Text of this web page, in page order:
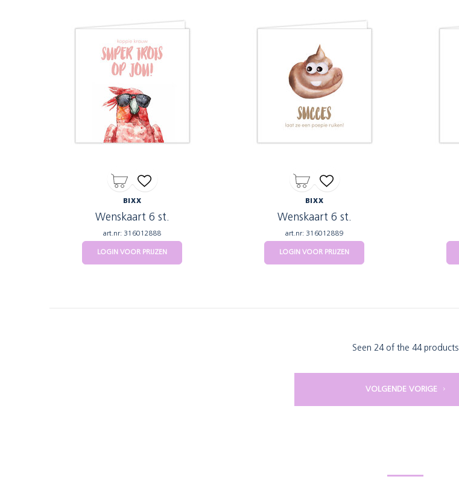
BIXX
Wenskaart 6 st.
art.nr: 316012888
LOGIN VOOR PRIJZEN
BIXX
Wenskaart 6 st.
art.nr: 316012889
LOGIN VOOR PRIJZEN
Seen 24 of the 44 products
VOLGENDE VORIGE